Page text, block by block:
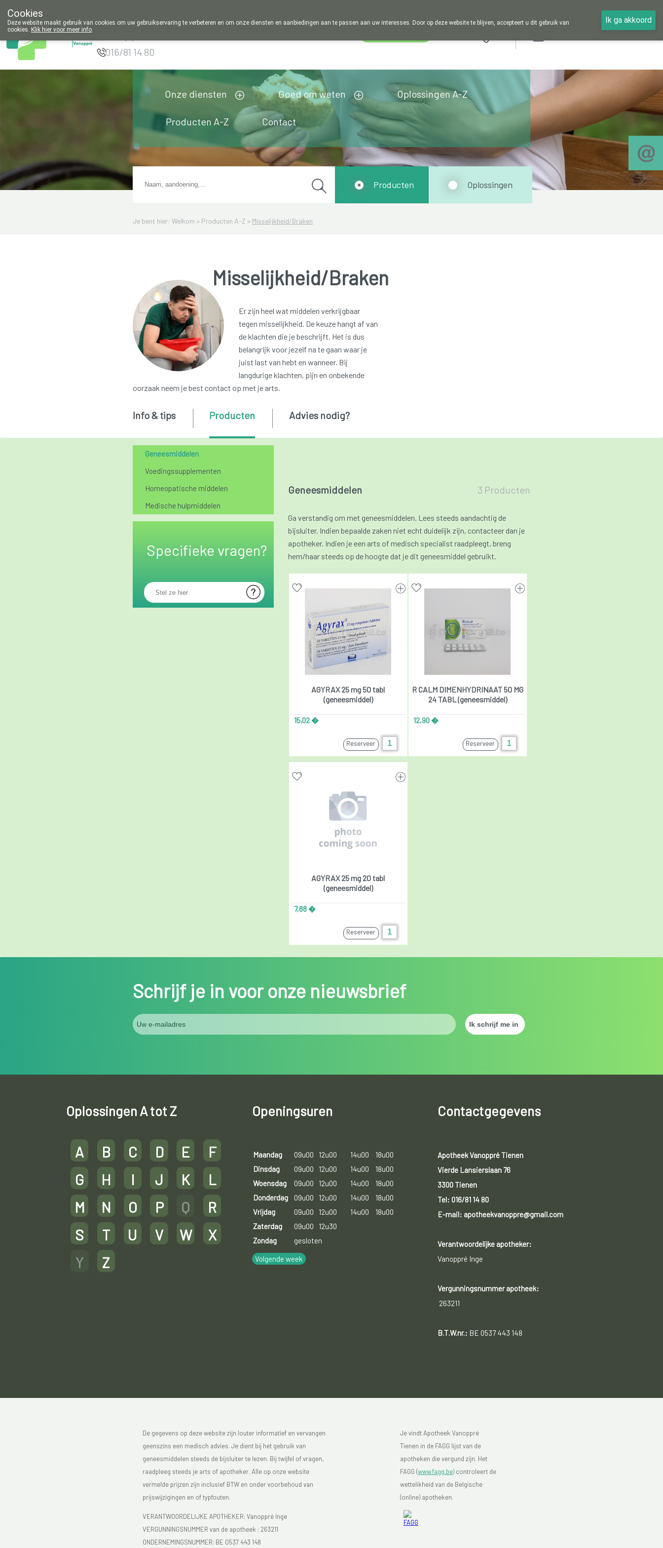
Apotheek
016/81 14 80
Onze diensten Goed om weten Oplossingen A-Z
Producten A-Z Contact
Je bent hier: Welkom > Producten A-Z > Misselijkheid/Braken
Producten Oplossingen
Misselijkheid/Braken
Er zijn heel wat middelen verkrijgbaar
tegen misselijkheid. De keuze hangt af van
de klachten die je beschrijft. Het is dus
belangrijk voor jezelf na te gaan waar je
juist last van hebt en wanneer. Bij
langdurige klachten, pijn en onbekende
oorzaak neem je best contact op met je arts.
Geneesmiddelen
Voedingssupplementen
Homeopatische middelen
Medische hulpmiddelen
Specifieke vragen?
Info & tips Producten Advies nodig?
Geneesmiddelen 3 Producten
Ga verstandig om met geneesmiddelen. Lees steeds aandachtig de
bijsluiter. Indien bepaalde zaken niet echt duidelijk zijn, contacteer dan je
apotheker. Indien je een arts of medisch specialist raadpleegt, breng
hem/haar steeds op de hoogte dat je dit geneesmiddel gebruikt.
AGYRAX 25 mg 50 tabl
(geneesmiddel)
15,02 �
Reserveer
R CALM DIMENHYDRINAAT 50 MG
24 TABL (geneesmiddel)
12,90 �
Reserveer
AGYRAX 25 mg 20 tabl
(geneesmiddel)
7,88 �
Reserveer
Schrijf je in voor onze nieuwsbrief
Oplossingen A tot Z
A B C D E
F
G
H I J K
L
M
N O P Q
R
S
T U V W
X
Y
Z
Openingsuren
Maandag 09u00 12u00 14u00
18u00
Dinsdag
09u00 12u00 14u00
18u00
Woensdag
09u00 12u00 14u00
18u00
Donderdag
09u00 12u00 14u00
18u00
Vrijdag
09u00 12u00 14u00
18u00
Zaterdag
09u00
12u30
Zondag
gesloten
Volgende week
Contactgegevens
Apotheek Vanoppré Tienen
Vierde Lansierslaan 76
3300 Tienen
Tel: 016/81 14 80
E-mail: apotheekvanoppre@gmail.com
Verantwoordelijke apotheker:
Vanoppré Inge
Vergunningsnummer apotheek:
263211
B.T.W.nr.: BE 0537 443 148
De gegevens op deze website zijn louter informatief en vervangen
geenszins een medisch advies. Je dient bij het gebruik van
geneesmiddelen steeds de bijsluiter te lezen. Bij twijfel of vragen,
raadpleeg steeds je arts of apotheker. Alle op onze website
vermelde prijzen zijn inclusief BTW en onder voorbehoud van
prijswijzigingen en of typfouten.
VERANTWOORDELIJKE APOTHEKER: Vanoppré Inge
VERGUNNINGSNUMMER van de apotheek : 263211
ONDERNEMINGSNUMMER: BE 0537 443 148
Je vindt Apotheek Vanoppré
Tienen in de FAGG lijst van de
apotheken die vergund zijn. Het
FAGG (www.fagg.be)controleert de
wettelikheid van de Belgische
(online) apotheken.
Cookies
Deze website maakt gebruik van cookies om uw gebruikservaring te verbeteren en om onze diensten en aanbiedingen aan te passen aan uw interesses. Door op deze website te blijven, accepteert u dit gebruik van
cookies. Klik hier voor meer info.
Ik ga akkoord